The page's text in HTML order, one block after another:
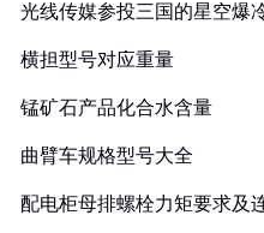
光线传媒参投三国的星空爆
横担型号对应重量
锰矿石产品化合水含量
曲臂车规格型号大全
配电柜母排螺栓力矩要求及